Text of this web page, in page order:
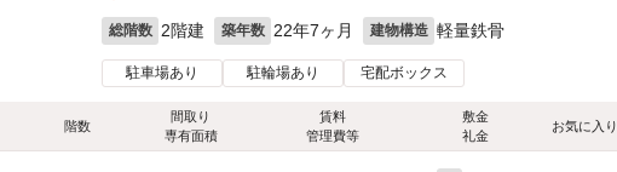
総階数 2階建 築年数 22年7ヶ月 建物構造 軽量鉄骨
駐車場あり 駐輪場あり 宅配ボックス
階数
間取り
専有面積
賃料
管理費等
敷金
礼金
お気に入り